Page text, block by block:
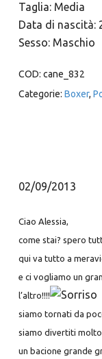
Taglia: Media
Data di nascità:
Sesso: Maschio
COD: cane_832
Categorie: Boxer,
02/09/2013
Ciao Alessia,
come stai? spero
qui va tutto a
e ci vogliamo un
l’altro!!!!
siamo tornati da
siamo divertiti
un bacione grande